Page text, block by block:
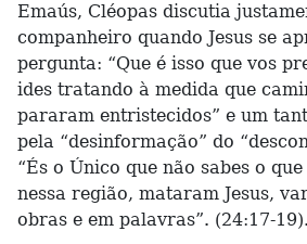
Emaús, Cléopas discutia
companheiro quando Jesus se
pergunta: “Que é isso que vos
ides tratando à medida que
pararam entristecidos” e um
pela “desinformação” do
“És o Único que não sabes o
nessa região, mataram Jesus,
obras e em palavras”. (24:17-19).